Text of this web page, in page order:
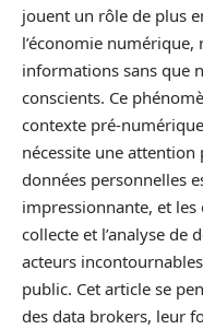
jouent un rôle de plus
l’économie
informations sans que
conscients. Ce
contexte pré-
nécessite une
données personnelles
impressionnante, et les
collecte et l’analyse de
acteurs
public. Cet article se
des data brokers, leur